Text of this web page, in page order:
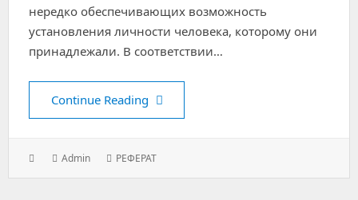
нередко обеспечивающих возможность
установления личности человека, которому они
принадлежали. В соответствии…
Continue Reading Определение возраста по зубам
PostedAuthor:
Admin Categories:
РЕФЕРАТ